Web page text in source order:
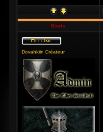
Bioris
Dovahkiin Créateur